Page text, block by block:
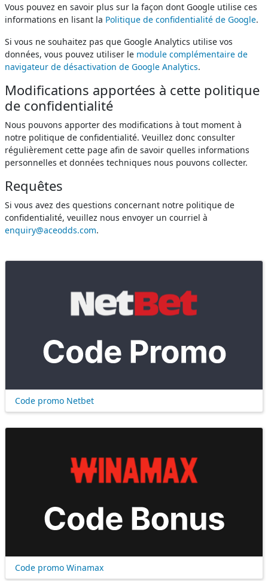
Vous pouvez en savoir plus sur la façon dont Google utilise ces
informations en lisant la Politique de confidentialité de Google.
Si vous ne souhaitez pas que Google Analytics utilise vos
données, vous pouvez utiliser le module complémentaire de
navigateur de désactivation de Google Analytics.
Modifications apportées à cette politique
de confidentialité
Nous pouvons apporter des modifications à tout moment à
notre politique de confidentialité. Veuillez donc consulter
régulièrement cette page afin de savoir quelles informations
personnelles et données techniques nous pouvons collecter.
Requêtes
Si vous avez des questions concernant notre politique de
confidentialité, veuillez nous envoyer un courriel à
enquiry@aceodds.com.
Code promo Netbet
Code promo Winamax